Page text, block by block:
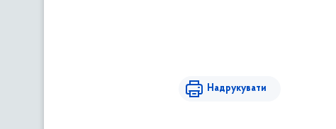
Надрукувати